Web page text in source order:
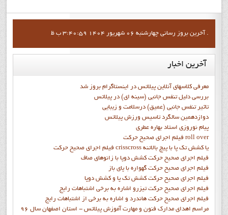
آخرين بروز رساني چهارشنبه 06 شهریور 1404 3:40:59 ب ظ .
آخرین اخبار
معرفی کلاسهای آنلاین پیلاتس در اینستاگرام بروز شد
بررسی دلیل تنفس جانبی (سینه ای) در پیلاتس
تاثیر تنفس جانبی (عمیق) درسلامت و زیبایی
دوازدهمين سالگرد تاسيس ورزش پيلاتس
پيام نوروزي استاد بهاره عطري
فيلم اجراي صحيح حرکت roll over
فيلم اجراي صحيح حركت crisscross يا كشش تك پا با پيچ بالاتنه
فيلم اجراي صحيح حرکت كشش دوپا با زانوهاي صاف
فيلم اجراي صحيح حرکت گهواره با پاي باز
فيلم اجراي صحيح حرکت کشش تک پا و کشش دوپا
فيلم اجراي صحيح حرکت تيزرو اشاره به برخي اشتباهات رايج
فيلم اجراي صحيح حرکت هاندرد و اشاره به برخي از اشتباهات رايج
مراسم اهدای مدارک فنون و مهارت آموزش پیلاتس - استان اصفهان سال 96